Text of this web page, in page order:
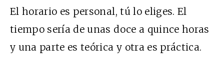
El horario es personal, tú lo eliges. El
tiempo sería de unas doce a quince horas
y una parte es teórica y otra es práctica.